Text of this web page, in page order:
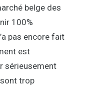
belge des
100%
pas encore fait
est
sérieusement
trop